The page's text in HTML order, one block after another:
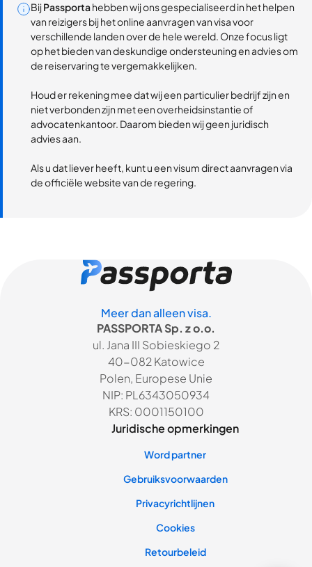
BijPassportahebben wij ons gespecialiseerd in het helpen
van reizigers bij het online aanvragen van visa voor
verschillende landen over de hele wereld. Onze focus ligt
op het bieden van deskundige ondersteuning en advies om
de reiservaring te vergemakkelijken.
Houd er rekening mee dat wij een particulier bedrijf zijn en
niet verbonden zijn met een overheidsinstantie of
advocatenkantoor. Daarom bieden wij geen juridisch
advies aan.
Als u dat liever heeft, kunt u een visum direct aanvragen via
de officiële website van de regering.
Meer dan alleen visa.
PASSPORTA Sp. z o.o.
ul. Jana III Sobieskiego 2
40-082 Katowice
Polen, Europese Unie
NIP: PL6343050934
KRS: 0001150100
Juridische opmerkingen
Word partner
Gebruiksvoorwaarden
Privacyrichtlijnen
Cookies
Retourbeleid